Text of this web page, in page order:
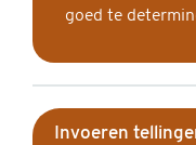
goed te
Invoeren